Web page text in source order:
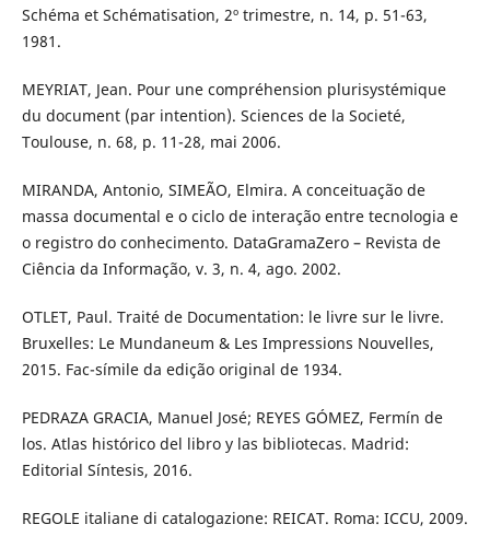
Schéma et Schématisation, 2º trimestre, n. 14, p. 51-63,
1981.
MEYRIAT, Jean. Pour une compréhension plurisystémique
du document (par intention). Sciences de la Societé,
Toulouse, n. 68, p. 11-28, mai 2006.
MIRANDA, Antonio, SIMEÃO, Elmira. A conceituação de
massa documental e o ciclo de interação entre tecnologia e
o registro do conhecimento. DataGramaZero – Revista de
Ciência da Informação, v. 3, n. 4, ago. 2002.
OTLET, Paul. Traité de Documentation: le livre sur le livre.
Bruxelles: Le Mundaneum & Les Impressions Nouvelles,
2015. Fac-símile da edição original de 1934.
PEDRAZA GRACIA, Manuel José; REYES GÓMEZ, Fermín de
los. Atlas histórico del libro y las bibliotecas. Madrid:
Editorial Síntesis, 2016.
REGOLE italiane di catalogazione: REICAT. Roma: ICCU, 2009.